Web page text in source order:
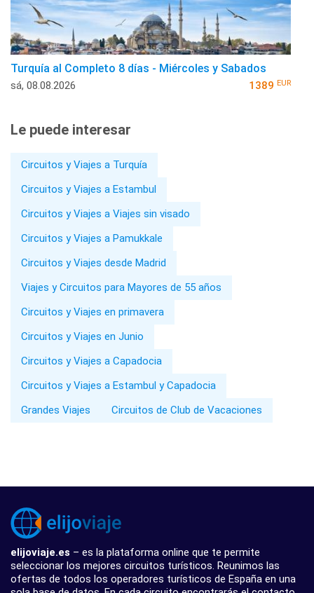
Turquía al Completo 8 días - Miércoles y Sabados
sá, 08.08.2026 1389 EUR
Le puede interesar
Circuitos y Viajes a Turquía
Circuitos y Viajes a Estambul
Circuitos y Viajes a Viajes sin visado
Circuitos y Viajes a Pamukkale
Circuitos y Viajes desde Madrid
Viajes y Circuitos para Mayores de 55 años
Circuitos y Viajes en primavera
Circuitos y Viajes en Junio
Circuitos y Viajes a Capadocia
Circuitos y Viajes a Estambul y Capadocia
Grandes Viajes
Circuitos de Club de Vacaciones
elijoviaje.es – es la plataforma online que te permite
seleccionar los mejores circuitos turísticos. Reunimos las
ofertas de todos los operadores turísticos de España en una